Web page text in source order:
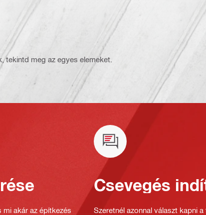
tekintd meg az egyes elemeket.
akár az építkezés
Csevegés
Szeretnél azonnal választ kapni